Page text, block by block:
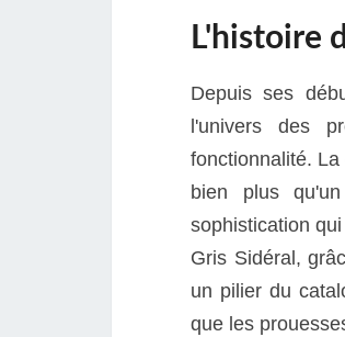
L'histoire
Depuis ses
l'univers des
fonctionnalité.
bien plus
sophistication
Gris Sidéral,
un pilier du
que les